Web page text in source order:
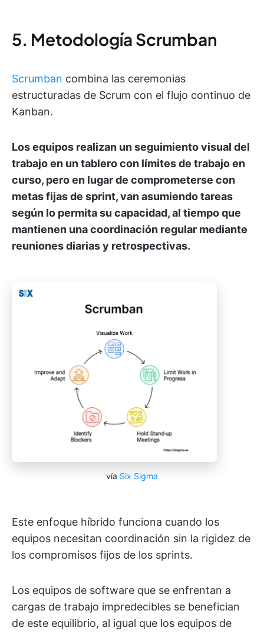
5. Metodología Scrumban
Scrumban combina las ceremonias
estructuradas de Scrum con el flujo continuo de
Kanban.
Los equipos realizan un seguimiento visual del
trabajo en un tablero con límites de trabajo en
curso, pero en lugar de comprometerse con
metas fijas de sprint, van asumiendo tareas
según lo permita su capacidad, al tiempo que
mantienen una coordinación regular mediante
reuniones diarias y retrospectivas.
vía Six Sigma
Este enfoque híbrido funciona cuando los
equipos necesitan coordinación sin la rigidez de
los compromisos fijos de los sprints.
Los equipos de software que se enfrentan a
cargas de trabajo impredecibles se benefician
de este equilibrio, al igual que los equipos de